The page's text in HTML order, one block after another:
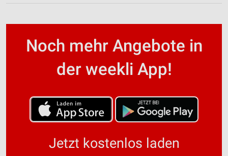
Noch mehr Angebote in
der weekli App!
Jetzt kostenlos laden